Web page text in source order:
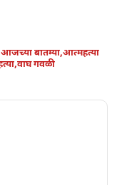
आजच्या बातम्या,आत्महत्या
,वाघ गवळी